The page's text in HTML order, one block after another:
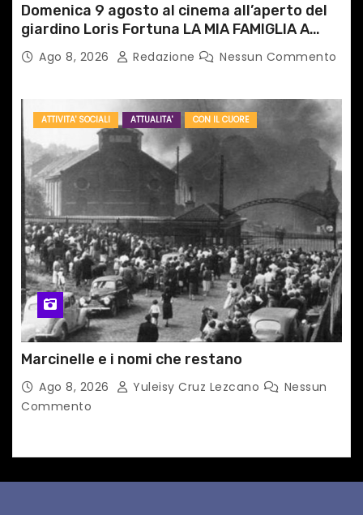
Domenica 9 agosto al cinema all’aperto del
giardino Loris Fortuna LA MIA FAMIGLIA A
TAIPEIAgo 8, 2026 Redazione Nessun Commento
ATTIVITA' SOCIALI ATTUALITA' CON IL CUORE
Marcinelle e i nomi che restano
Ago 8, 2026 Yuleisy Cruz Lezcano
Nessun
Commento